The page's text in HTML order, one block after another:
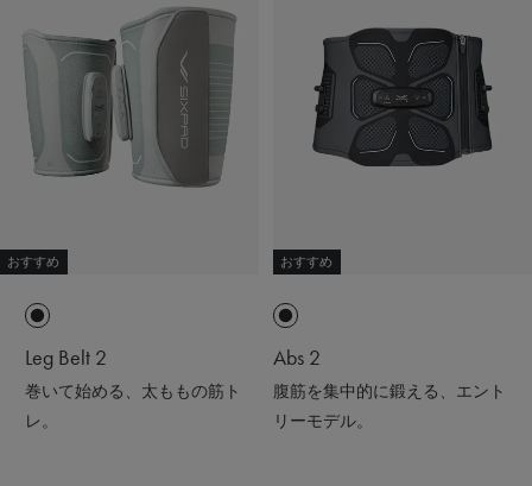
おすすめ
Leg Belt 2
巻いて始める、太ももの筋ト
レ。
おすすめ
Abs 2
腹筋を集中的に鍛える、エント
リーモデル。